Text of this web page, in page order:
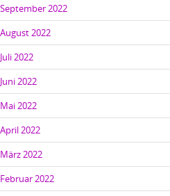
September 2022
August 2022
Juli 2022
Juni 2022
Mai 2022
April 2022
März 2022
Februar 2022